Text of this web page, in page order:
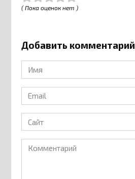
( Пока оценок нет )
Добавить комментарий
Имя
*
Email
*
Сайт
Комментарий